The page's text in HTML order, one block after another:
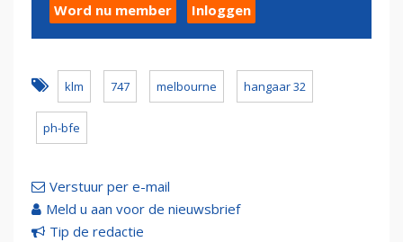
Word nu member Inloggen
klm 747 melbourne hangaar 32
ph-bfe
Verstuur per e-mail
Meld u aan voor de nieuwsbrief
Tip de redactie